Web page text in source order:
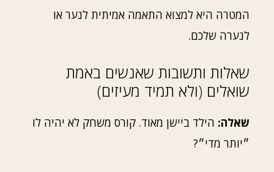
המטרה היא למצוא התאמה אמיתית לנער או
לנערה שלכם.
שאלות ותשובות שאנשים באמת
שואלים (ולא תמיד מעיזים)
שאלה: הילד ביישן מאוד. קורס משחק לא יהיה לו
״יותר מדי״?